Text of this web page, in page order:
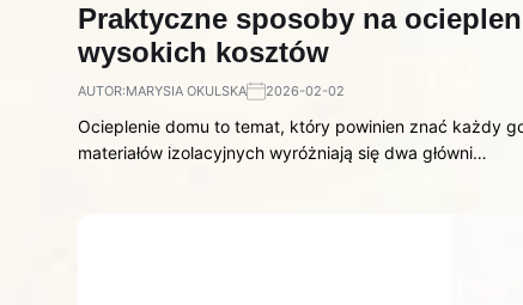
Praktyczne sposoby na
wysokich kosztów
AUTOR:MARYSIA OKULSKA 2026-02-02
Ocieplenie domu to temat, który powinien znać każdy
materiałów izolacyjnych wyróżniają się dwa główni…